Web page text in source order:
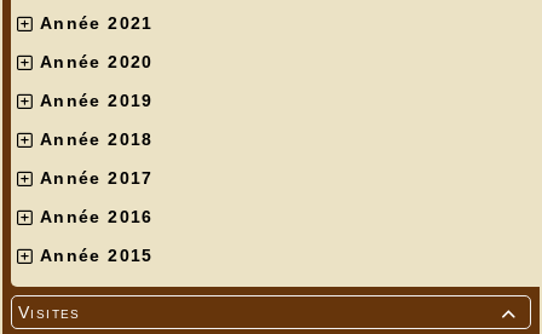
Année 2021
Année 2020
Année 2019
Année 2018
Année 2017
Année 2016
Année 2015

Visites